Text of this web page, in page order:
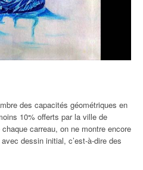
des capacités géométriques en
10% offerts par la ville de
carreau, on ne montre encore
dessin initial, c’est-à-dire des